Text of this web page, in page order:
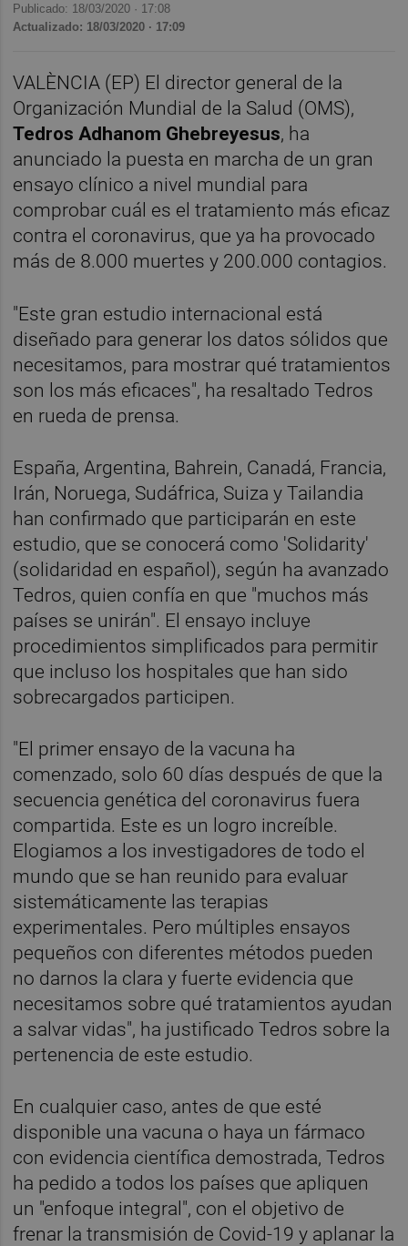
Publicado: 18/03/2020 · 17:08
Actualizado: 18/03/2020 · 17:09
VALÈNCIA (EP) El director general de la
Organización Mundial de la Salud (OMS),
Tedros Adhanom Ghebreyesus, ha
anunciado la puesta en marcha de un gran
ensayo clínico a nivel mundial para
comprobar cuál es el tratamiento más eficaz
contra el coronavirus, que ya ha provocado
más de 8.000 muertes y 200.000 contagios.
"Este gran estudio internacional está
diseñado para generar los datos sólidos que
necesitamos, para mostrar qué tratamientos
son los más eficaces", ha resaltado Tedros
en rueda de prensa.
España, Argentina, Bahrein, Canadá, Francia,
Irán, Noruega, Sudáfrica, Suiza y Tailandia
han confirmado que participarán en este
estudio, que se conocerá como 'Solidarity'
(solidaridad en español), según ha avanzado
Tedros, quien confía en que "muchos más
países se unirán". El ensayo incluye
procedimientos simplificados para permitir
que incluso los hospitales que han sido
sobrecargados participen.
"El primer ensayo de la vacuna ha
comenzado, solo 60 días después de que la
secuencia genética del coronavirus fuera
compartida. Este es un logro increíble.
Elogiamos a los investigadores de todo el
mundo que se han reunido para evaluar
sistemáticamente las terapias
experimentales. Pero múltiples ensayos
pequeños con diferentes métodos pueden
no darnos la clara y fuerte evidencia que
necesitamos sobre qué tratamientos ayudan
a salvar vidas", ha justificado Tedros sobre la
pertenencia de este estudio.
En cualquier caso, antes de que esté
disponible una vacuna o haya un fármaco
con evidencia científica demostrada, Tedros
ha pedido a todos los países que apliquen
un "enfoque integral", con el objetivo de
frenar la transmisión de Covid-19 y aplanar la